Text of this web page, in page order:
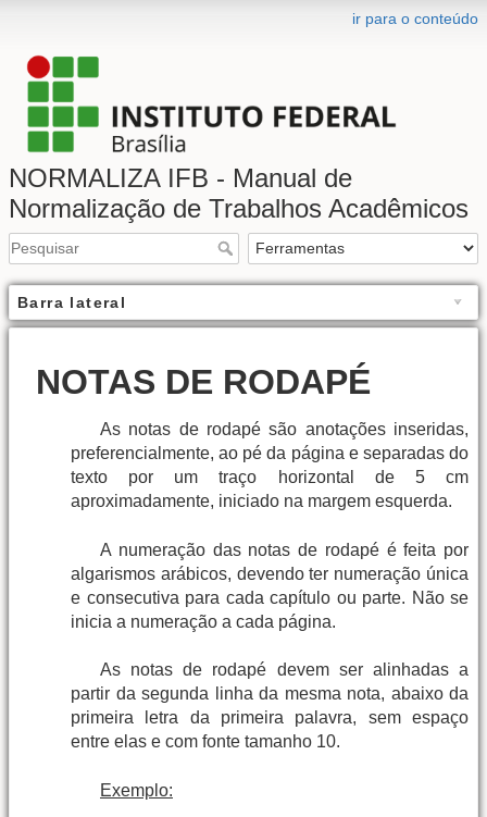
ir para o conteúdo
NORMALIZA IFB - Manual de
Normalização de Trabalhos Acadêmicos
Barra lateral
NOTAS DE RODAPÉ
As notas de rodapé são anotações inseridas,
preferencialmente, ao pé da página e separadas do
texto por um traço horizontal de 5 cm
aproximadamente, iniciado na margem esquerda.
A numeração das notas de rodapé é feita por
algarismos arábicos, devendo ter numeração única
e consecutiva para cada capítulo ou parte. Não se
inicia a numeração a cada página.
As notas de rodapé devem ser alinhadas a
partir da segunda linha da mesma nota, abaixo da
primeira letra da primeira palavra, sem espaço
entre elas e com fonte tamanho 10.
Exemplo: